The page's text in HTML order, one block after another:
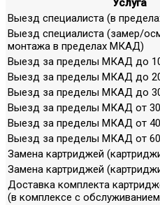
Услуга
Выезд специалиста (в
Выезд специалиста (замер/
монтажа в пределах МКАД)
Выезд за пределы МКАД до
Выезд за пределы МКАД до
Выезд за пределы МКАД до
Выезд за пределы МКАД от
Выезд за пределы МКАД от
Выезд за пределы МКАД от
Замена картриджей
Замена картриджей
Доставка комплекта
(в комплексе с